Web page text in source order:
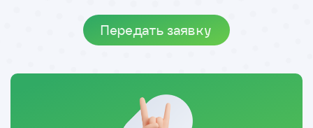
Передать заявку